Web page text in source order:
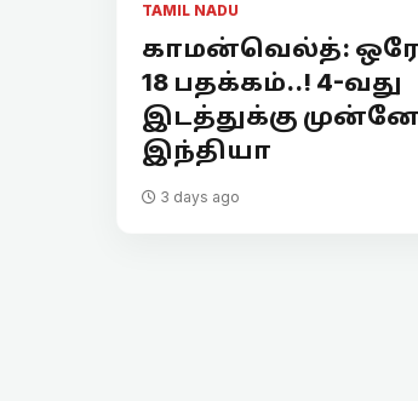
TAMIL NADU
காமன்வெல்த்: ஒரே
18 பதக்கம்..! 4-வது
இடத்துக்கு
இந்தியா
3 days ago